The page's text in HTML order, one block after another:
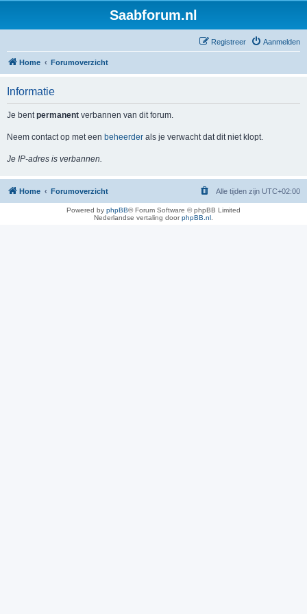
Saabforum.nl
Aanmelden
Registreer
Home Forumoverzicht
Informatie
Je bentpermanent verbannen van dit forum.
Neem contact op met een beheerder als je verwacht dat dit niet klopt.
Je IP-adres is verbannen.
Home Forumoverzicht Alle tijden zijn UTC+02:00
Powered by phpBB® Forum Software © phpBB Limited
Nederlandse vertaling doorphpBB.nl